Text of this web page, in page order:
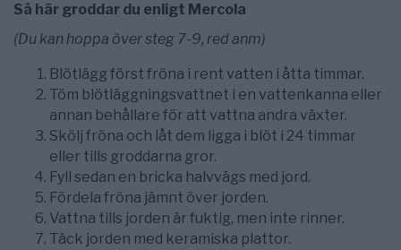
Så här groddar du enligt Mercola
(Du kan hoppa över steg 7-9, red anm)
Blötlägg först fröna i rent vatten i åtta timmar.
Töm blötläggningsvattnet i en vattenkanna eller
annan behållare för att vattna andra växter.
Skölj fröna och låt dem ligga i blöt i 24 timmar
eller tills groddarna gror.
Fyll sedan en bricka halvvägs med jord.
Fördela fröna jämnt över jorden.
Vattna tills jorden är fuktig, men inte rinner.
Täck jorden med keramiska plattor.